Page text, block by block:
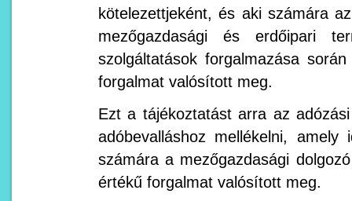
kötelezettjeként, és aki számára
mezőgazdasági és erdőipari
szolgáltatások forgalmazása
forgalmat valósított meg.
Ezt a tájékoztatást arra az
adóbevalláshoz mellékelni, amely
számára a mezőgazdasági
értékű forgalmat valósított meg.